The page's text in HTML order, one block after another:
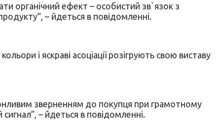
органічний ефект – особистий зв`язок з
– йдеться в повідомленні.
і яскраві асоціації розігрують свою виставу
зверненням до покупця при грамотному
– йдеться в повідомленні.